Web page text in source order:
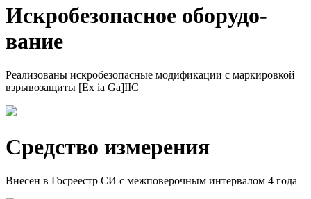
Искро­безопасное оборудо­
вание
Реализованы искробезопасные модификации с маркировкой
взрывозащиты [Ex ia Ga]IIC
Средство измерения
Внесен в Госреестр СИ с межповерочным интервалом 4 года